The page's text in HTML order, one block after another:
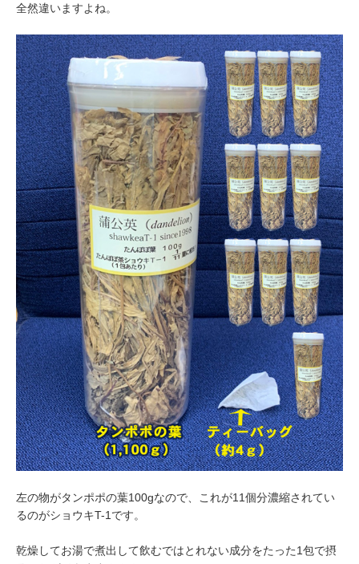
全然違いますよね。
左の物がタンポポの葉100gなので、これが11個分濃縮されてい
るのがショウキT-1です。
乾燥してお湯で煮出して飲むではとれない成分をたった1包で摂